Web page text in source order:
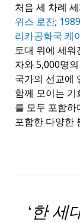
처음 세 차례
위스 로잔;
리카공화국 케
토대 위에 세
자와 5,000명
국가의 선교에
함께 모이는 기
를 모두 포함
포함한 다양한
‘한 세